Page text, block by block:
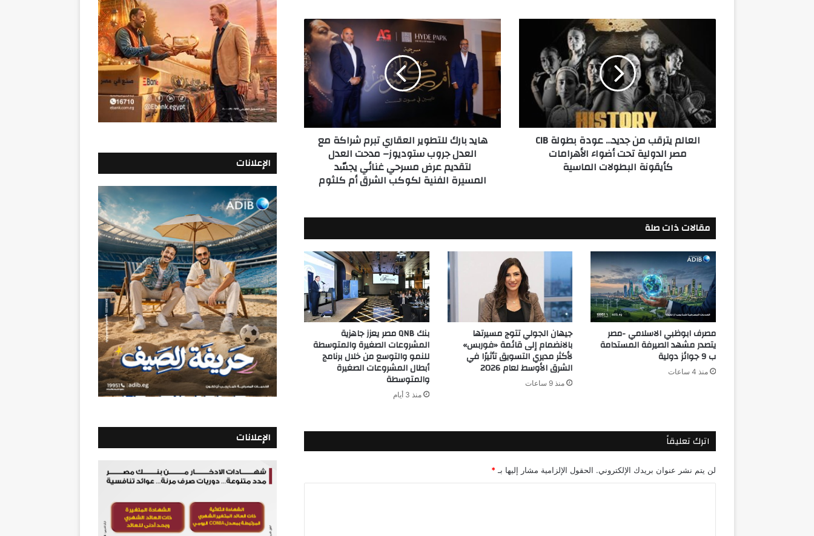
بطولة
CIB
مصر
الدولية
العالم يترقب من جديد… عودة بطولة CIB
مصر الدولية تحت أضواء الأهرامات
كأيقونة البطولات الماسية
بارك
للتطوير
العقاري
تبرم
العدل
جروب
ستوديوز–
لتقديم
المسيرة
الفنية
لكوكب
الشرق
أم
كلثوم
هايد بارك للتطوير العقاري تبرم شراكة مع
العدل جروب ستوديوز– مدحت العدل
لتقديم عرض مسرحي غنائي يجسّد
المسيرة الفنية لكوكب الشرق أم كلثوم
مقالات ذات صلة
مصرف ابوظبي الاسلامي -مصر
يتصدر مشهد الصيرفة المستدامة
ب 9 جوائز دولية
منذ 4 ساعات
جيهان الجولي تتوج مسيرتها
بالانضمام إلى قائمة «فوربس»
لأكثر مديري التسويق تأثيرًا في
الشرق الأوسط لعام 2026
منذ 9 ساعات
بنك QNB مصر يعزز جاهزية
المشروعات الصغيرة والمتوسطة
للنمو والتوسع من خلال برنامج
أبطال المشروعات الصغيرة
والمتوسطة
منذ 3 أيام
اترك تعليقاً
لن يتم نشر عنوان بريدك الإلكتروني. الحقول الإلزامية مشار إليها بـ *
الإعلانات
الإعلانات